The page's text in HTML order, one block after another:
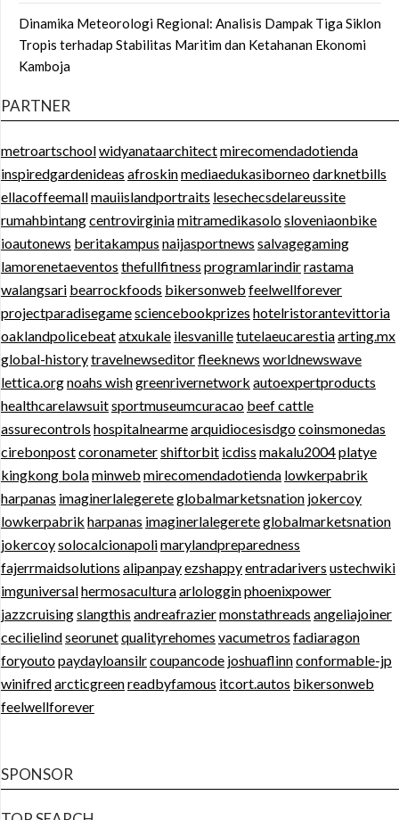
Dinamika Meteorologi Regional: Analisis Dampak Tiga Siklon
Tropis terhadap Stabilitas Maritim dan Ketahanan Ekonomi
Kamboja
PARTNER
metroartschoolwidyanataarchitectmirecomendadotienda
inspiredgardenideas afroskinmediaedukasiborneodarknetbills
ellacoffeemallmauiislandportraits lesechecsdelareussite
rumahbintangcentrovirginiamitramedikasolosloveniaonbike
ioautonews beritakampus naijasportnews salvagegaming
lamorenetaeventos thefullfitness programlarindirrastama
walangsari bearrockfoods bikersonweb feelwellforever
projectparadisegamesciencebookprizes hotelristorantevittoria
oaklandpolicebeatatxukale ilesvanilletutelaeucarestiaarting.mx
global-historytravelnewseditorfleeknews worldnewswave
lettica.orgnoahs wishgreenrivernetwork autoexpertproducts
healthcarelawsuitsportmuseumcuracao beef cattle
assurecontrols hospitalnearmearquidiocesisdgocoinsmonedas
cirebonpostcoronametershiftorbit icdiss makalu2004platye
kingkong bolaminweb mirecomendadotienda lowkerpabrik
harpanas imaginerlalegereteglobalmarketsnation jokercoy
lowkerpabrik harpanas imaginerlalegereteglobalmarketsnation
jokercoysolocalcionapolimarylandpreparedness
fajerrmaidsolutions alipanpayezshappyentradarivers ustechwiki
imguniversalhermosaculturaarlologginphoenixpower
jazzcruisingslangthis andreafraziermonstathreads angeliajoiner
cecilielindseorunetqualityrehomes vacumetros fadiaragon
foryoutopaydayloansilrcoupancode joshuaflinnconformable-jp
winifredarcticgreenreadbyfamous itcort.autos bikersonweb
feelwellforever
SPONSOR